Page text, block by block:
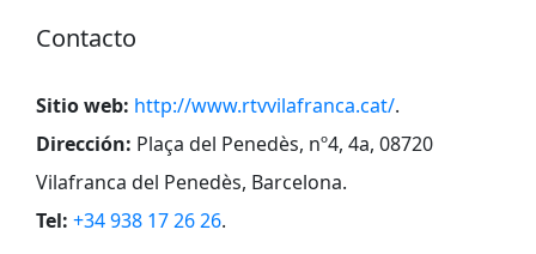
Contacto
Sitio web: http://www.rtvvilafranca.cat/.
Dirección: Plaça del Penedès, nº4, 4a, 08720
Vilafranca del Penedès, Barcelona.
Tel: +34 938 17 26 26.